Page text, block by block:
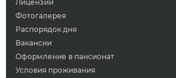
Лицензии
Фотогалерея
Распорядок дня
Вакансии
Оформление в пансионат
Условия проживания